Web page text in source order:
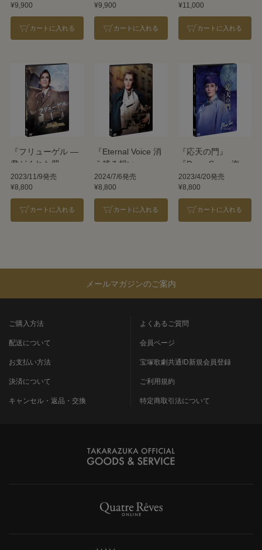
¥9,900
カートに入れる
¥9,900
カートに入れる
¥11,000
カートに入れる
『フリューゲル ―
君がくれた翼―』
『万華鏡百景色』
2023/11/9発売
¥8,800
カートに入れる
『Eternal Voice 消
え残る想い』
『Grande
TAKARAZUKA
110!』
2024/7/6発売
¥8,800
カートに入れる
『応天の門』
『Deep Sea―海神
たちのカルナバル
―』
2023/4/20発売
¥8,800
カートに入れる
メールマガジンのご案内
ご購入方法
配送について
お支払い方法
決済について
キャンセル・返品・交換
よくあるご質問
会員ページ
宝塚歌劇共通ID新規会員登録
ご利用規約
特定商取引法について